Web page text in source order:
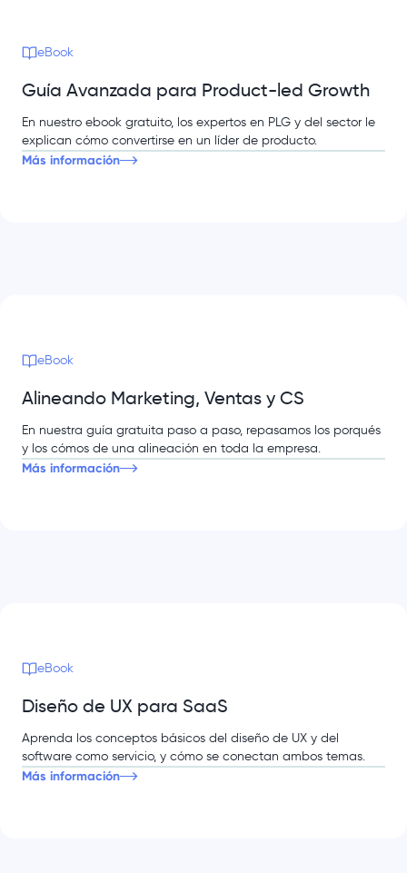
eBook
Guía Avanzada para Product-led Growth
En nuestro ebook gratuito, los expertos en PLG y del sector le
explican cómo convertirse en un líder de producto.
Más información
eBook
Alineando Marketing, Ventas y CS
En nuestra guía gratuita paso a paso, repasamos los porqués
y los cómos de una alineación en toda la empresa.
Más información
eBook
Diseño de UX para SaaS
Aprenda los conceptos básicos del diseño de UX y del
software como servicio, y cómo se conectan ambos temas.
Más información